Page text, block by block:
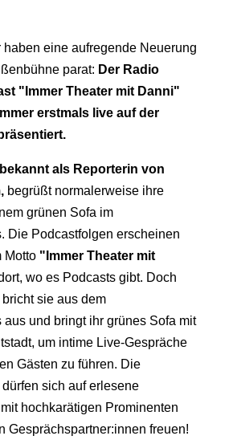
haben eine aufregende Neuerung
parat: Der Radio
"Immer Theater mit Danni"
erstmals live auf der
als Reporterin von
begrüßt normalerweise ihre
grünen Sofa im
Die Podcastfolgen erscheinen
Motto "Immer Theater mit
wo es Podcasts gibt. Doch
sie aus dem
und bringt ihr grünes Sofa mit
um intime Live-Gespräche
Gästen zu führen. Die
sich auf erlesene
hochkarätigen Prominenten
Gesprächspartner:innen freuen!